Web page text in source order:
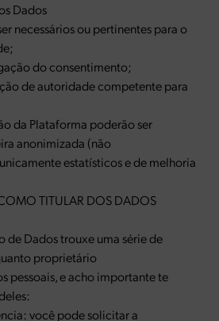
Dados
necessários ou pertinentes para o
do consentimento;
de autoridade competente para
da Plataforma poderão ser
anonimizada (não
estatísticos e de melhoria
TITULAR DOS DADOS
de Dados trouxe uma série de
proprietário
pessoais, e acho importante te
você pode solicitar a